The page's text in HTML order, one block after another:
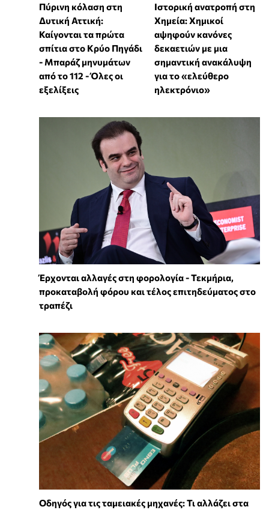
Πύρινη κόλαση στη
Δυτική Αττική:
Καίγονται τα πρώτα
σπίτια στο Κρύο Πηγάδι
- Μπαράζ μηνυμάτων
από το 112 - Όλες οι
εξελίξεις
Ιστορική ανατροπή στη
Χημεία: Χημικοί
αψηφούν κανόνες
δεκαετιών με μια
σημαντική ανακάλυψη
για το «ελεύθερο
ηλεκτρόνιο»
Έρχονται αλλαγές στη φορολογία - Τεκμήρια,
προκαταβολή φόρου και τέλος επιτηδεύματος στο
τραπέζι
Οδηγός για τις ταμειακές μηχανές: Τι αλλάζει στα